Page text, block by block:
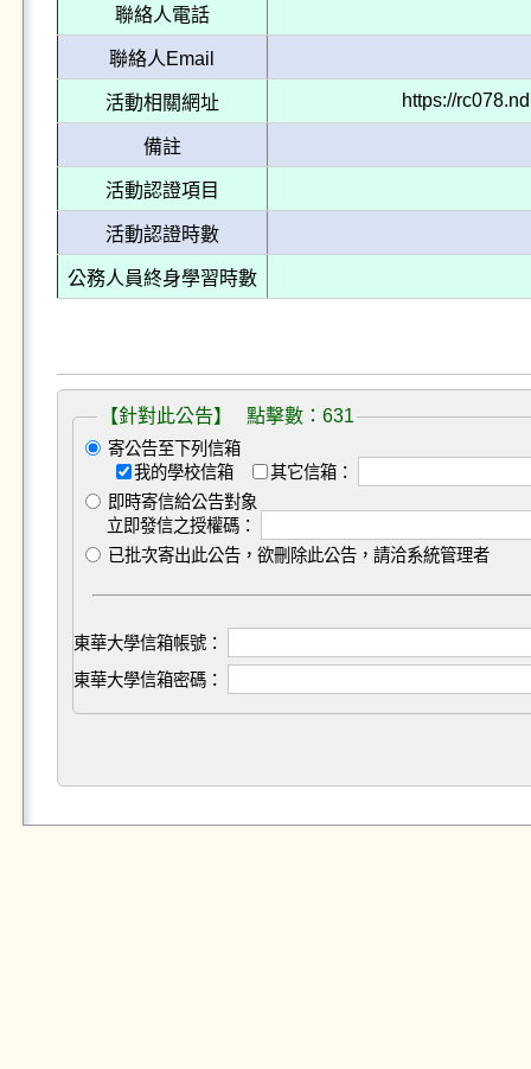
聯絡人電話
聯絡人Email
活動相關網址 https://
備註
活動認證項目
活動認證時數
公務人員終身學習時數
【針對此公告】 點擊數：631
寄公告至下列信箱
我的學校信箱
其它信箱：
即時寄信給公告對象
立即發信之授權碼：
已批次寄出此公告，欲刪除此公告，請洽系統管理者
東華大學信箱帳號：
東華大學信箱密碼：